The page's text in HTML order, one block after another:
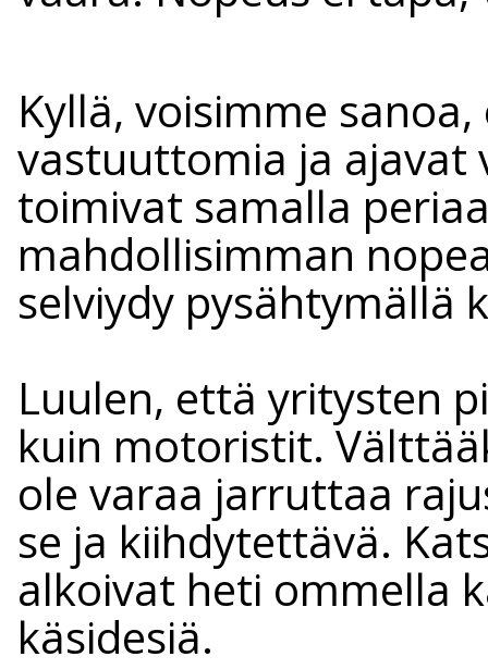
Kyllä, voisimme
vastuuttomia ja ajavat
toimivat samalla
mahdollisimman
selviydy pysähtymällä
Luulen, että yritysten
kuin motoristit.
ole varaa jarruttaa
se ja kiihdytettävä.
alkoivat heti ommella
käsidesiä.